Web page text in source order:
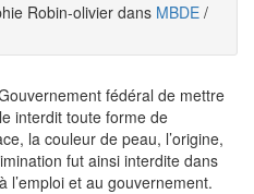
Robin-olivier dans MBDE /
fédéral de mettre
interdit toute forme de
la couleur de peau, l’origine,
fut ainsi interdite dans
l’emploi et au gouvernement.